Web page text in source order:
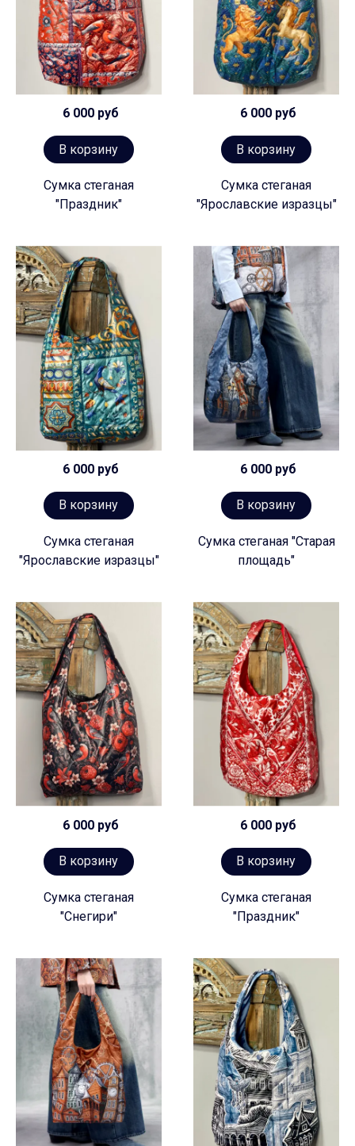
6 000 руб
В корзину
Сумка стеганая
"Праздник"
6 000 руб
В корзину
Сумка стеганая
"Ярославские изразцы"
6 000 руб
В корзину
Сумка стеганая
"Ярославские изразцы"
6 000 руб
В корзину
Сумка стеганая "Старая
площадь"
6 000 руб
В корзину
Сумка стеганая
"Снегири"
6 000 руб
В корзину
Сумка стеганая
"Праздник"